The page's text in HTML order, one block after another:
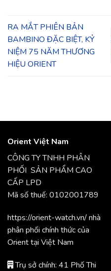
RA MẮT PHIÊN BẢN
BAMBINO ĐẶC BIỆT, KỶ
NIỆM 75 NĂM THƯƠNG
HIỆU ORIENT
Orient Việt Nam
CÔNG TY TNHH PHÂN
PHỐI SẢN PHẨM CAO
CẤP LPD
Mã số thuế: 0102001789
https://orient-watch.vn/ nhà
phân phối chính thức của
Orient tại Việt Nam
Trụ sở chính: 41 Phố Thi